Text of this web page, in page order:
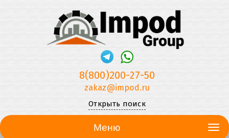
8(800)200-27-50
zakaz@impod.ru
Открыть поиск
Меню